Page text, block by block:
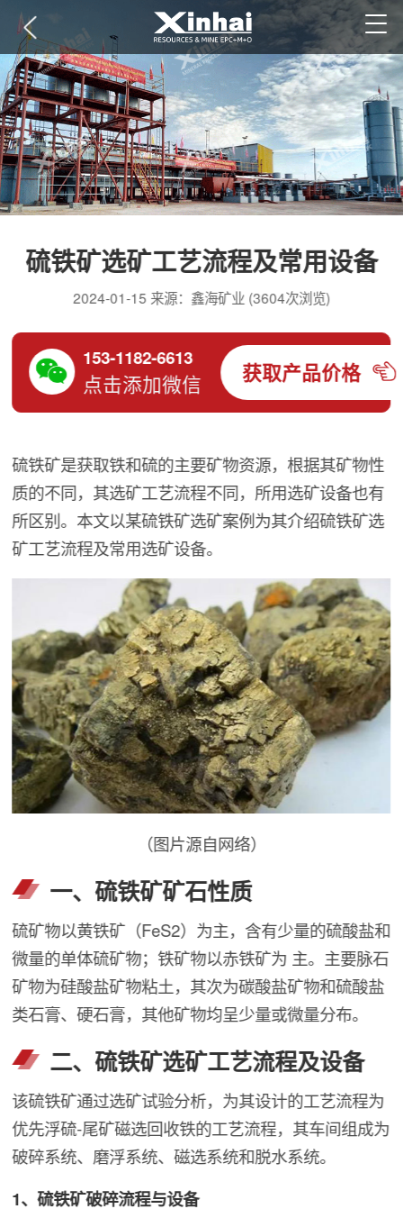
硫铁矿选矿工艺流程及常用设备
2024-01-15 来源：鑫海矿业 (3604次浏览)
153-1182-6613
点击添加微信 获取产品价格
硫铁矿是获取铁和硫的主要矿物资源，根据其矿物性
质的不同，其选矿工艺流程不同，所用选矿设备也有
所区别。本文以某硫铁矿选矿案例为其介绍硫铁矿选
矿工艺流程及常用选矿设备。
（图片源自网络）
一、硫铁矿矿石性质
硫矿物以黄铁矿（FeS2）为主，含有少量的硫酸盐和
微量的单体硫矿物；铁矿物以赤铁矿为 主。主要脉石
矿物为硅酸盐矿物粘土，其次为碳酸盐矿物和硫酸盐
类石膏、硬石膏，其他矿物均呈少量或微量分布。
二、硫铁矿选矿工艺流程及设备
该硫铁矿通过选矿试验分析，为其设计的工艺流程为
优先浮硫-尾矿磁选回收铁的工艺流程，其车间组成为
破碎系统、磨浮系统、磁选系统和脱水系统。
1、硫铁矿破碎流程与设备